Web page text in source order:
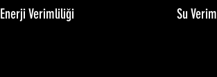
Enerji Verimliliği Su